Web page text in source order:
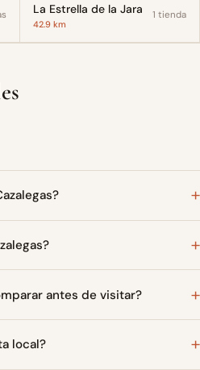
La Estrella de la Jara
42.9 km
1 tienda
antes de visitar?
local?